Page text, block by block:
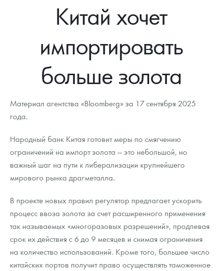
Инвестиционные монеты
Иностранные
Памятные монеты России и СССР
Монеты Царской России
Монеты стран мира после 1950г
Монеты и жетоны ЗМД
Георгий Победоносец
Золотой червонец Сеятель
Золотые слитки
Аксессуары
Гарри Поттер
Жетоны "Необыкновенные обитатели глубин"
Ювелирные изделия
Как сделать заказ
Клуб ЗМД
Выкуп монет
Выкуп серебряных монет
Вопрос - ответ
Памятка для работы с монетами из драгметаллов
Условия возврата
Политика использования Cookies
Положение по обработке и защите персональных данных
Подбор монет
Информация
Распродажа монет и жетонов
Аналитика и события
Итоги 2025 года. Прогноз курсов золота, серебра, платины на
2026 год
Cтатьи
Георгий Победоносец - динамика цен
Курс золота и серебра
Лом выкуп
Скупка слитков
Контакты
О нас
Наши преимущества
Письмо директору
Китай хочет
импортировать
больше золота
Материал агентства «Bloomberg» за 17 сентября 2025
года.
Народный банк Китая готовит меры по смягчению
ограничений на импорт золота — это небольшой, но
важный шаг на пути к либерализации крупнейшего
мирового рынка драгметалла.
В проекте новых правил регулятор предлагает ускорить
процесс ввоза золота за счет расширенного применения
так называемых «многоразовых разрешений», продлевая
срок их действия с 6 до 9 месяцев и снимая ограничения
на количество использований. Кроме того, большее число
китайских портов получит право осуществлять таможенное